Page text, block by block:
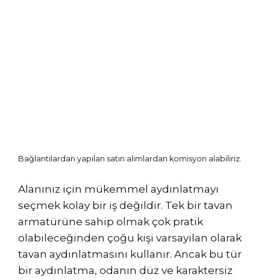
Bağlantılardan yapılan satın alımlardan komisyon alabiliriz.
Alanınız için mükemmel aydınlatmayı
seçmek kolay bir iş değildir. Tek bir tavan
armatürüne sahip olmak çok pratik
olabileceğinden çoğu kişi varsayılan olarak
tavan aydınlatmasını kullanır. Ancak bu tür
bir aydınlatma, odanın düz ve karaktersiz